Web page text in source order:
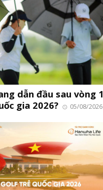
dẫn đầu sau vòng 1
gia 2026?
05/08/2026